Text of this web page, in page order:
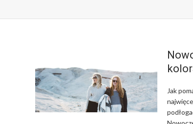
Jak